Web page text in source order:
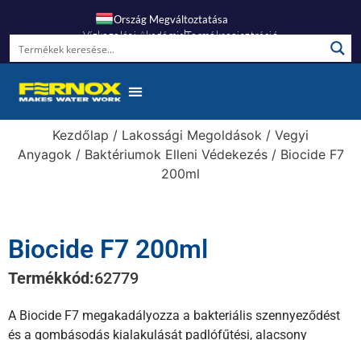
Ország Megváltoztatása
Vízkezelési AkadémiaTermékregisztráció
Kezdőlap / Lakossági Megoldások / Vegyi
Anyagok/ Baktériumok Elleni Védekezés/ Biocide F7
200ml
Biocide F7 200ml
Termékkód:62779
A Biocide F7 megakadályozza a bakteriális szennyeződést
és a gombásodás kialakulását padlófűtési, alacsony